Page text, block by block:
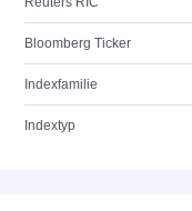
Bloomberg Ticker
Indexfamilie
Indextyp